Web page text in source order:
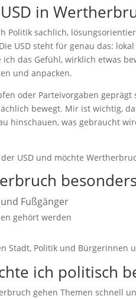
in
Politik sachlich,
USD steht für genau das:
das Gefühl, wirklich etwas
und anpacken.
oder Parteivorgaben geprägt
bewegt. Mir ist wichtig,
hinschauen, was gebraucht
USD und möchte
Fußgänger
gehört werden
Stadt, Politik und Bürgerinnen
ich politisch
gehen Themen schnell